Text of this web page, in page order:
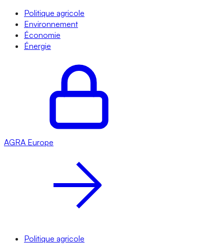
Politique agricole
Environnement
Économie
Énergie
AGRA Europe
Politique agricole